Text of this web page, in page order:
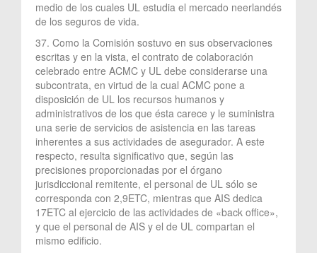
medio de los cuales UL estudia el mercado neerlandés
de los seguros de vida.
37. Como la Comisión sostuvo en sus observaciones
escritas y en la vista, el contrato de colaboración
celebrado entre ACMC y UL debe considerarse una
subcontrata, en virtud de la cual ACMC pone a
disposición de UL los recursos humanos y
administrativos de los que ésta carece y le suministra
una serie de servicios de asistencia en las tareas
inherentes a sus actividades de asegurador. A este
respecto, resulta significativo que, según las
precisiones proporcionadas por el órgano
jurisdiccional remitente, el personal de UL sólo se
corresponda con 2,9ETC, mientras que AIS dedica
17ETC al ejercicio de las actividades de «back office»,
y que el personal de AIS y el de UL compartan el
mismo edificio.